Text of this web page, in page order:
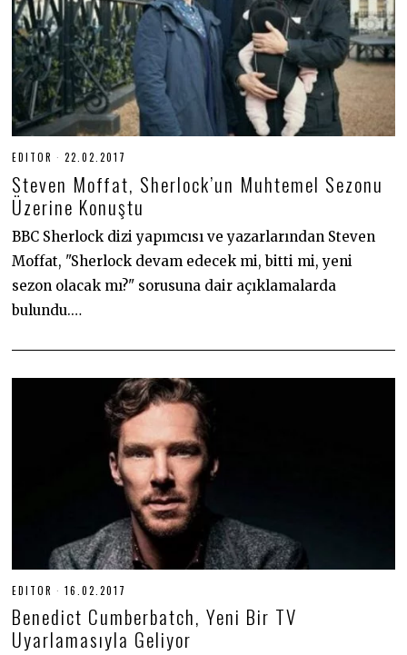
EDITOR 22.02.2017
.
0
6
2
2
0
Steven Moffat, Sherlock’un Muhtemel Sezonu
Üzerine Konuştu
BBC Sherlock dizi yapımcısı ve yazarlarından Steven
Moffat, "Sherlock devam edecek mi, bitti mi, yeni
sezon olacak mı?" sorusuna dair açıklamalarda
bulundu.…
EDITOR 16.02.2017
.
Benedict Cumberbatch, Yeni Bir TV
Uyarlamasıyla Geliyor